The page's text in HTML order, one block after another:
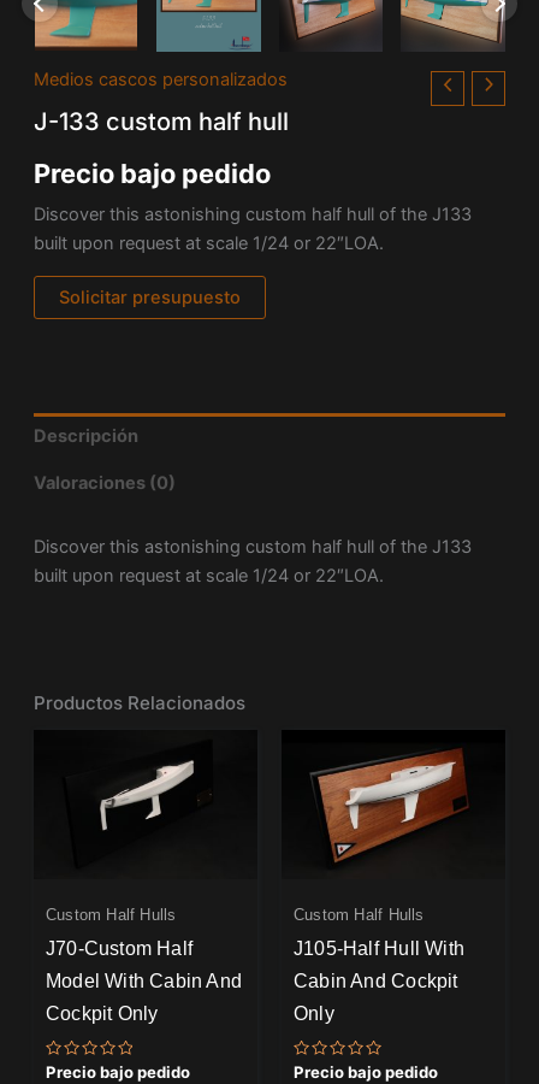
Medios cascos personalizados
J-133 custom half hull
Precio bajo pedido
Discover this astonishing custom half hull of the J133
built upon request at scale 1/24 or 22″LOA.
Solicitar presupuesto
Descripción
Valoraciones (0)
Discover this astonishing custom half hull of the J133
built upon request at scale 1/24 or 22″LOA.
Productos Relacionados
Custom Half Hulls
J70-Custom Half
Model With Cabin And
Cockpit Only
Valorado
Precio bajo pedido
Custom Half Hulls
J105-Half Hull With
Cabin And Cockpit
Only
Valorado
Precio bajo pedido